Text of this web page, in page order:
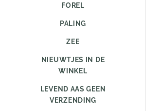
FOREL
PALING
ZEE
NIEUWTJES IN DE
WINKEL
LEVEND AAS GEEN
VERZENDING